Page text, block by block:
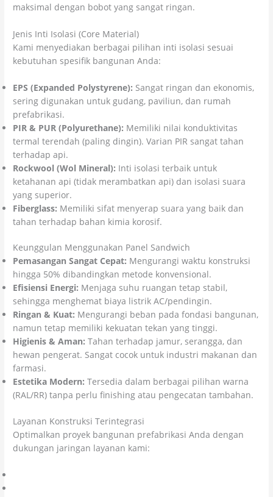
maksimal dengan bobot yang sangat ringan.
Jenis Inti Isolasi (Core Material)
Kami menyediakan berbagai pilihan inti isolasi sesuai
kebutuhan spesifik bangunan Anda:
EPS (Expanded Polystyrene): Sangat ringan dan ekonomis,
sering digunakan untuk gudang, paviliun, dan rumah
prefabrikasi.
PIR & PUR (Polyurethane): Memiliki nilai konduktivitas
termal terendah (paling dingin). Varian PIR sangat tahan
terhadap api.
Rockwool (Wol Mineral): Inti isolasi terbaik untuk
ketahanan api (tidak merambatkan api) dan isolasi suara
yang superior.
Fiberglass: Memiliki sifat menyerap suara yang baik dan
tahan terhadap bahan kimia korosif.
Keunggulan Menggunakan Panel Sandwich
Pemasangan Sangat Cepat: Mengurangi waktu konstruksi
hingga 50% dibandingkan metode konvensional.
Efisiensi Energi: Menjaga suhu ruangan tetap stabil,
sehingga menghemat biaya listrik AC/pendingin.
Ringan & Kuat: Mengurangi beban pada fondasi bangunan,
namun tetap memiliki kekuatan tekan yang tinggi.
Higienis & Aman: Tahan terhadap jamur, serangga, dan
hewan pengerat. Sangat cocok untuk industri makanan dan
farmasi.
Estetika Modern: Tersedia dalam berbagai pilihan warna
(RAL/RR) tanpa perlu finishing atau pengecatan tambahan.
Layanan Konstruksi Terintegrasi
Optimalkan proyek bangunan prefabrikasi Anda dengan
dukungan jaringan layanan kami: